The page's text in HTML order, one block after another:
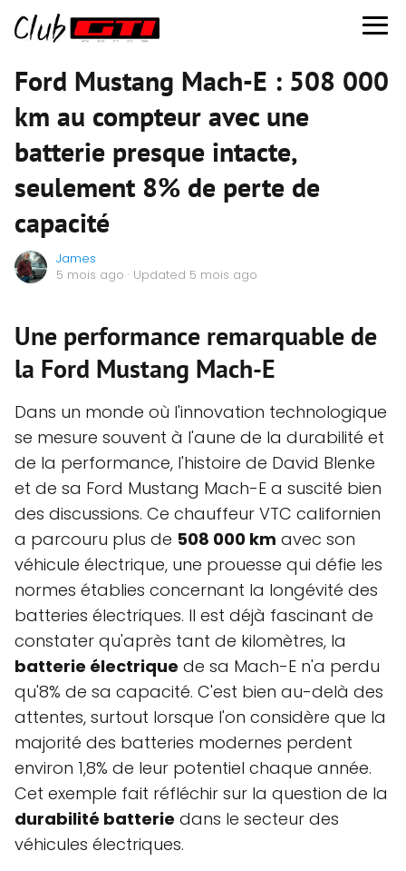
Ford Mustang Mach-E : 508 000
km au compteur avec une
batterie presque intacte,
seulement 8% de perte de
capacité
James
5 mois ago · Updated 5 mois ago
Une performance remarquable de
la Ford Mustang Mach-E
Dans un monde où l'innovation technologique
se mesure souvent à l'aune de la durabilité et
de la performance, l'histoire de David Blenke
et de sa Ford Mustang Mach-E a suscité bien
des discussions. Ce chauffeur VTC californien
a parcouru plus de 508 000 km avec son
véhicule électrique, une prouesse qui défie les
normes établies concernant la longévité des
batteries électriques. Il est déjà fascinant de
constater qu'après tant de kilomètres, la
batterie électrique de sa Mach-E n'a perdu
qu'8% de sa capacité. C'est bien au-delà des
attentes, surtout lorsque l'on considère que la
majorité des batteries modernes perdent
environ 1,8% de leur potentiel chaque année.
Cet exemple fait réfléchir sur la question de la
durabilité batterie dans le secteur des
véhicules électriques.